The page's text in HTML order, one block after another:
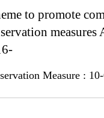
to promote
Measure :